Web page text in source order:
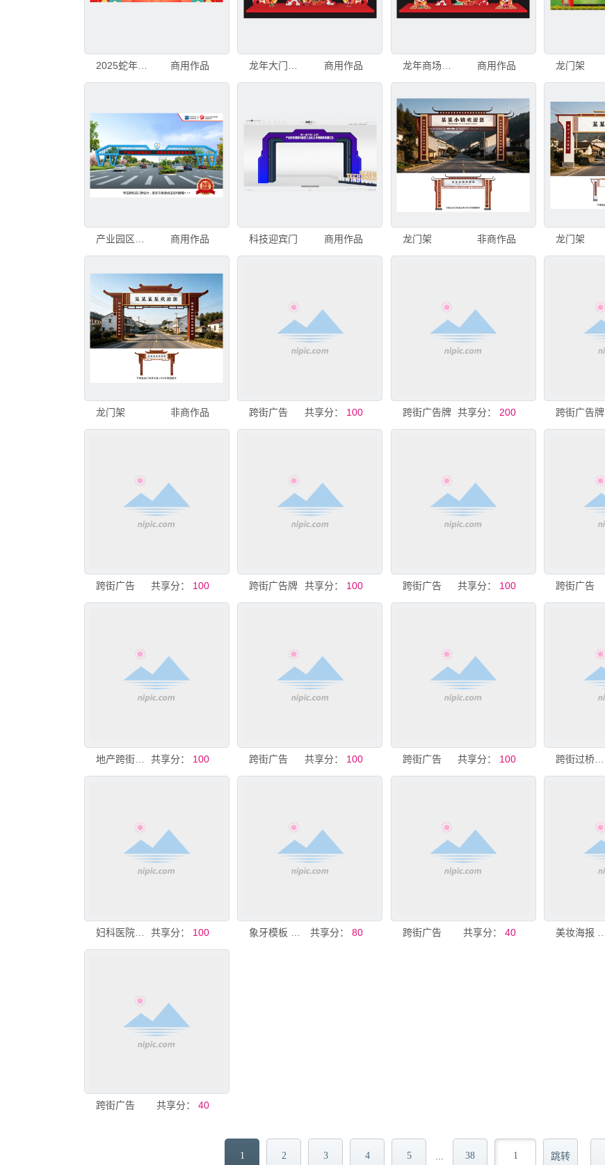
2025蛇年春节拜年海报 商用作品 商用作品 商用作品 龙门架
商用作品 科技迎宾门 商用作品 龙门架 非商作品 龙门架
龙门架 非商作品 跨街广告 共享分： 100 跨街广告牌 共享分： 200 跨街广告牌
跨街广告 共享分： 100 跨街广告牌 共享分： 100 跨街广告 共享分： 100 跨街广告
地产跨街广告 共享分： 100 跨街广告 共享分： 100 跨街广告 共享分： 100
妇科医院跨街广告 共享分： 100 共享分： 80 跨街广告 共享分：40
跨街广告 共享分：40
1 2 3 4 5 38